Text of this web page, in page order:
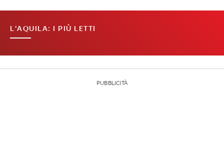
L'AQUILA: I PIÙ LETTI
PUBBLICITÀ